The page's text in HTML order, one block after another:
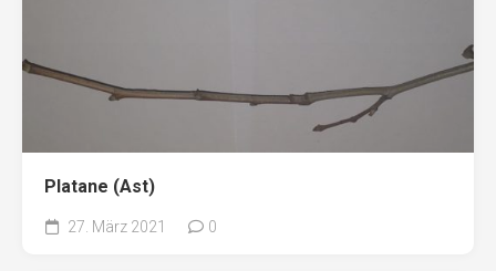
Platane (Ast)
27. März 2021 0